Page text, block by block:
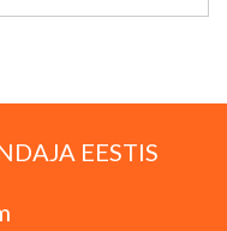
EESTIS